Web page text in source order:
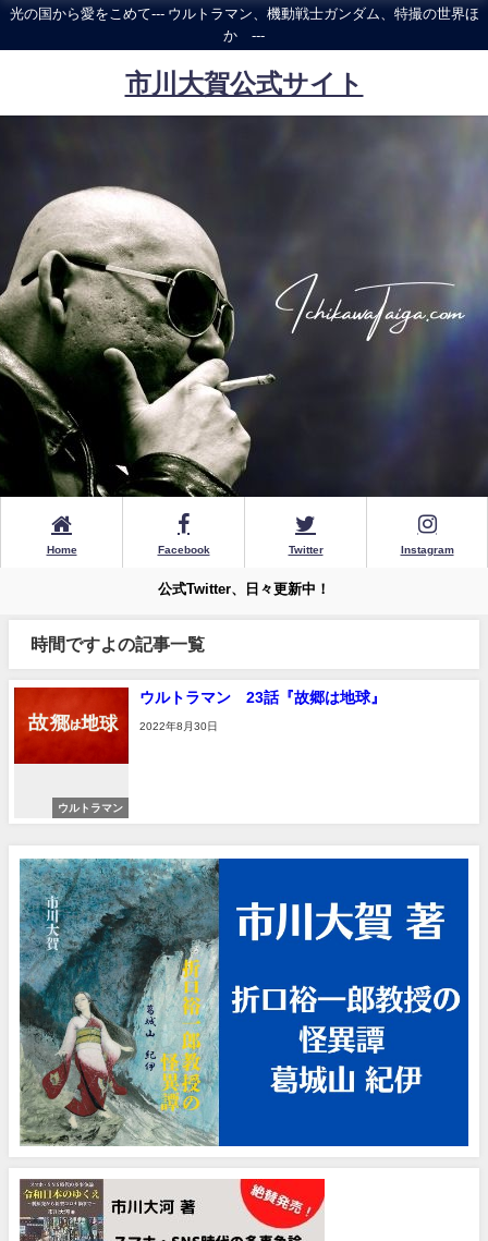
光の国から愛をこめて--- ウルトラマン、機動戦士ガンダム、特撮の世界ほ
か ---
市川大賀公式サイト
Home Facebook Twitter Instagram
公式Twitter、日々更新中！
時間ですよの記事一覧
ウルトラマン
ウルトラマン 23話『故郷は地球』
2022年8月30日